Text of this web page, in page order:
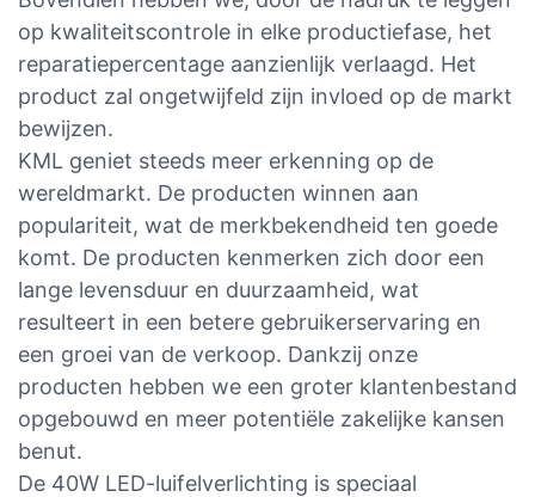
op kwaliteitscontrole in elke productiefase, het
reparatiepercentage aanzienlijk verlaagd. Het
product zal ongetwijfeld zijn invloed op de markt
bewijzen.
KML geniet steeds meer erkenning op de
wereldmarkt. De producten winnen aan
populariteit, wat de merkbekendheid ten goede
komt. De producten kenmerken zich door een
lange levensduur en duurzaamheid, wat
resulteert in een betere gebruikerservaring en
een groei van de verkoop. Dankzij onze
producten hebben we een groter klantenbestand
opgebouwd en meer potentiële zakelijke kansen
benut.
De 40W LED-luifelverlichting is speciaal